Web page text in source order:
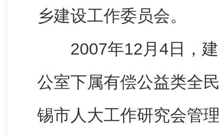
乡建设工作委员会。
2007年12月4日，建
公室下属有偿公益类全
锡市人大工作研究会管